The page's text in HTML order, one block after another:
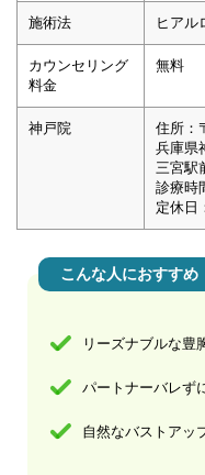
施術法 ヒアル
カウンセリング
料金
無料
神戸院
住所：
兵庫県
三宮駅
診療時
定休日
こんな人におすすめ
リーズナブルな豊
パートナーバレず
自然なバストアッ